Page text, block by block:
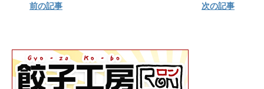
前の記事 次の記事